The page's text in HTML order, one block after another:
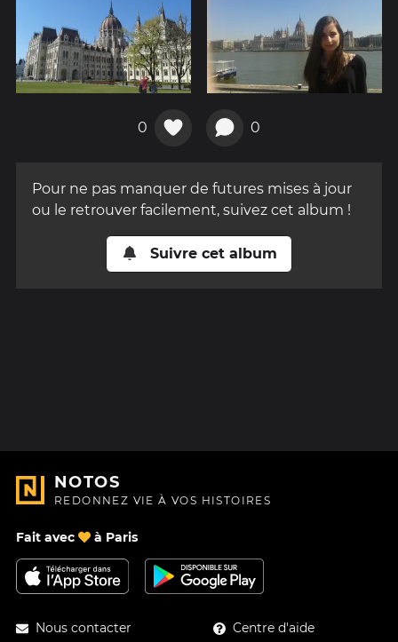
0 0
Pour ne pas manquer de futures mises à jour
ou le retrouver facilement, suivez cet album !
Suivre cet album
NOTOS
REDONNEZ VIE À VOS HISTOIRES
Fait avec à Paris
Nous contacter Centre d'aide